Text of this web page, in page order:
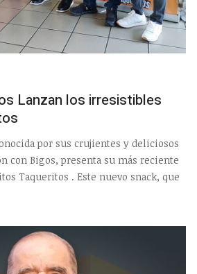
Lanzan los irresistibles
por sus crujientes y deliciosos
con Bigos, presenta su más reciente
Taqueritos . Este nuevo snack, que